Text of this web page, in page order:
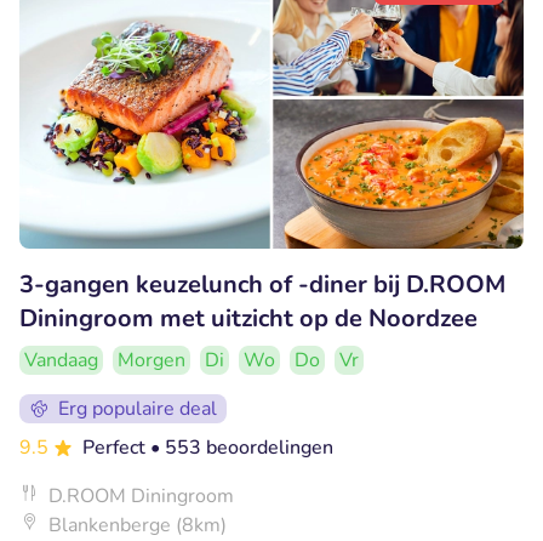
3-gangen keuzelunch of -diner bij D.ROOM
Diningroom met uitzicht op de Noordzee
Vandaag Morgen Di Wo Do
Vr
Erg populaire deal
9.5
Perfect • 553 beoordelingen
D.ROOM Diningroom
Blankenberge (8km)